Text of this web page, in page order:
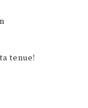
tenue!